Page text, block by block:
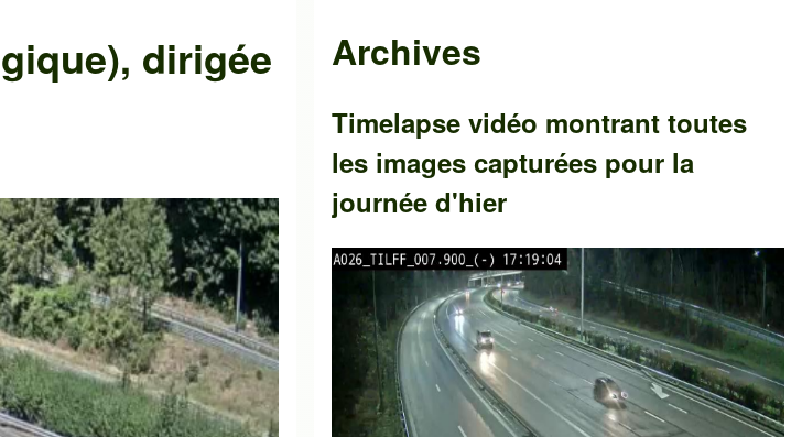
, dirigée
Archives
Timelapse vidéo montrant toutes
les images capturées pour la
journée d'hier